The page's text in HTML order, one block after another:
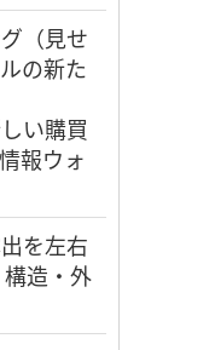
（見せ
の新た
い購買
報ウォ
を左右
造・外